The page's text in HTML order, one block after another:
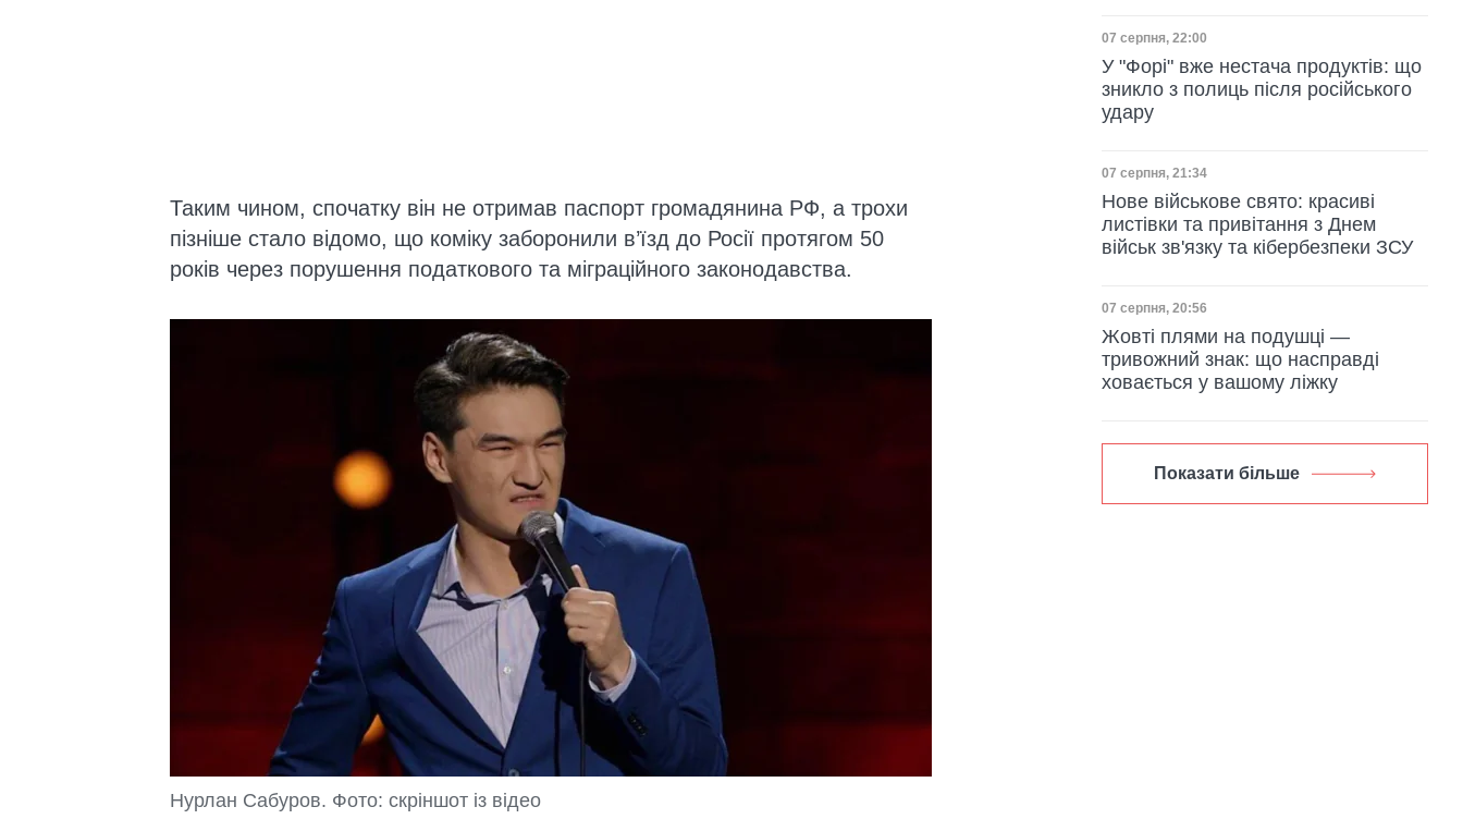
Таким чином, спочатку він не отримав паспорт громадянина РФ, а трохи
пізніше стало відомо, що коміку заборонили в’їзд до Росії протягом 50
років через порушення податкового та міграційного законодавства.
Нурлан Сабуров. Фото: скріншот із відео
Дата публікації
07 серпня, 22:00
У "Форі" вже нестача продуктів: що
зникло з полиць після російського
удару
Дата публікації
07 серпня, 21:34
Нове військове свято: красиві
листівки та привітання з Днем
військ зв'язку та кібербезпеки ЗСУ
Дата публікації
07 серпня, 20:56
Жовті плями на подушці —
тривожний знак: що насправді
ховається у вашому ліжку
Показати більше